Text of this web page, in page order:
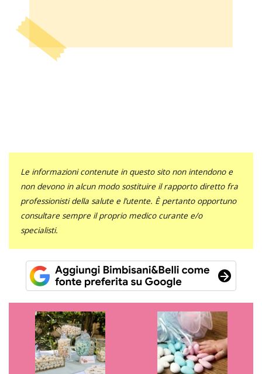
Le informazioni contenute in questo sito non intendono e
non devono in alcun modo sostituire il rapporto diretto fra
professionisti della salute e l’utente. È pertanto opportuno
consultare sempre il proprio medico curante e/o
specialisti.